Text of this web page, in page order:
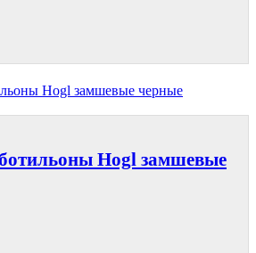
Hogl замшевые